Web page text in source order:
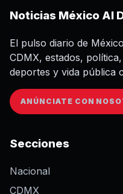
Noticias México Al
El pulso diario de
CDMX, estados,
deportes y vida pública
ANÚNCIATE CON
Secciones
Nacional
CDMX